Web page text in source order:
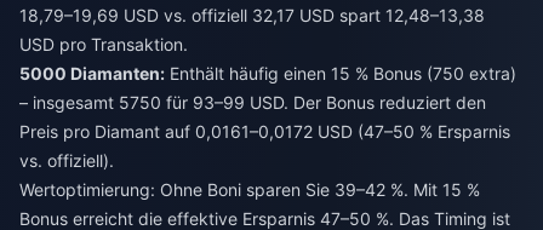
18,79–19,69 USD vs. offiziell 32,17 USD spart 12,48–13,38
USD pro Transaktion.
5000 Diamanten: Enthält häufig einen 15 % Bonus (750 extra)
– insgesamt 5750 für 93–99 USD. Der Bonus reduziert den
Preis pro Diamant auf 0,0161–0,0172 USD (47–50 % Ersparnis
vs. offiziell).
Wertoptimierung: Ohne Boni sparen Sie 39–42 %. Mit 15 %
Bonus erreicht die effektive Ersparnis 47–50 %. Das Timing ist